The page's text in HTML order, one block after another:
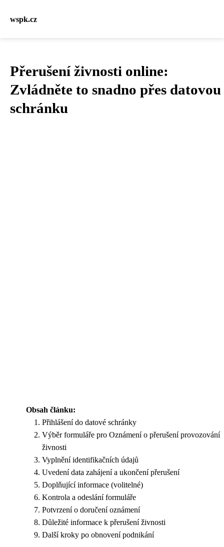
wspk.cz
Přerušení živnosti online:
Zvládněte to snadno přes datovou
schránku
Obsah článku:
Přihlášení do datové schránky
Výběr formuláře pro Oznámení o přerušení provozování
živnosti
Vyplnění identifikačních údajů
Uvedení data zahájení a ukončení přerušení
Doplňující informace (volitelné)
Kontrola a odeslání formuláře
Potvrzení o doručení oznámení
Důležité informace k přerušení živnosti
Další kroky po obnovení podnikání